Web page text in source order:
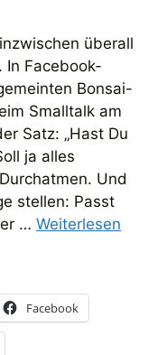
überall
In Facebook-
Bonsai-
Smalltalk am
Satz: „Hast Du
ja alles
Und
stellen: Passt
… Weiterlesen
Facebook